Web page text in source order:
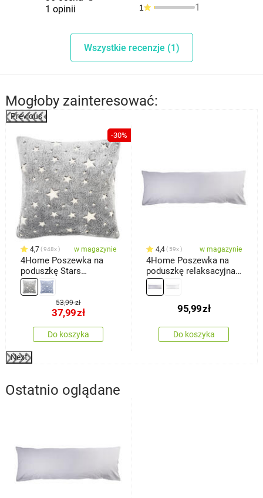
1 opinii
1 1
Wszystkie recenzje (1)
Mogłoby zainteresować:
Previous
-30%
4,7 948x w magazynie
4Home Poszewka na
poduszkę Stars
świecąca szary, 40 x 40
cm
53,99 zł
37,99zł
Do koszyka
4,4 59x w magazynie
4Home Poszewka na
poduszkę relaksacyjna
Mąż zastępczy,
jasnoszara, 55 x 180 cm
95,99zł
Do koszyka
Next
Ostatnio oglądane